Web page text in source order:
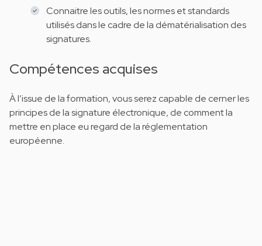
Connaitre les outils, les normes et standards
utilisés dans le cadre de la dématérialisation des
signatures.
Compétences acquises
À l’issue de la formation, vous serez capable de cerner les
principes de la signature électronique, de comment la
mettre en place eu regard de la réglementation
européenne.